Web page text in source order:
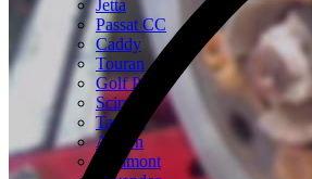
Jetta
Passat CC
Caddy
Touran
Golf Plus
Scirocco
Tayron
Arteon
Teramont